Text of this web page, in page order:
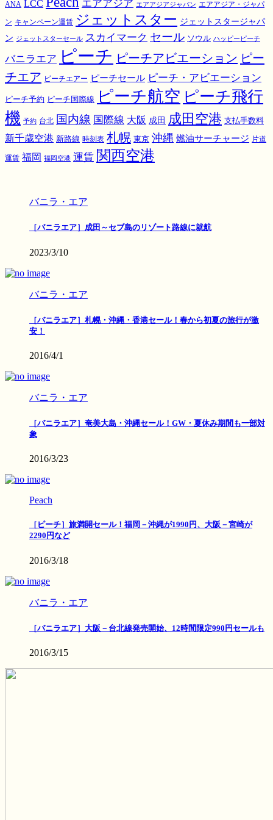
ANA LCC エアアジア エアアジアジャパン エアアジア・ジャパ
ン キャンペーン運賃 ジェットスター ジェットスタージャパ
ン ジェットスターセール スカイマーク セール ソウル ハッピーピーチ
バニラエア ピーチ ピーチアビエーション ピー
チエア ピーチエアー ピーチセール ピーチ・アビエーション
ピーチ予約 ピーチ国際線 ピーチ航空 ピーチ飛行
機 予約 台北 国内線 国際線 大阪 成田 成田空港 支払手数料
新千歳空港 新路線 時刻表 札幌 東京 沖縄 燃油サーチャージ 片道
運賃 福岡 福岡空港 運賃 関西空港
バニラ・エア
［バニラエア］成田～セブ島のリゾート路線に就航
2023/3/10
バニラ・エア
［バニラエア］札幌・沖縄・香港セール！春から初夏の旅行が激
安！
2016/4/1
バニラ・エア
［バニラエア］奄美大島・沖縄セール！GW・夏休み期間も一部対
象
2016/3/23
Peach
［ピーチ］旅満開セール！福岡－沖縄が1990円、大阪－宮崎が
2290円など
2016/3/18
バニラ・エア
［バニラエア］大阪－台北線発売開始、12時間限定990円セールも
2016/3/15